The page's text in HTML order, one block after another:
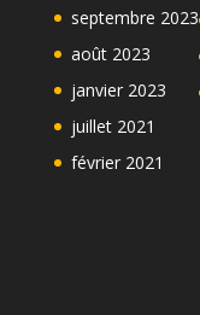
septembre 2023
août 2023
janvier 2023
juillet 2021
février 2021